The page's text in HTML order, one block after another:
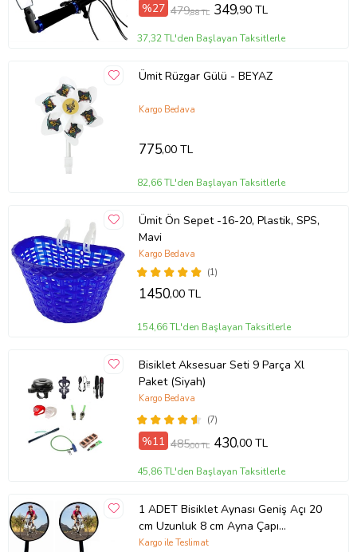
%27 479,88 TL 349,90 TL
37,32 TL'den Başlayan Taksitlerle
Ümit Rüzgar Gülü - BEYAZ
Kargo Bedava
775,00 TL
82,66 TL'den Başlayan Taksitlerle
Ümit Ön Sepet -16-20, Plastik, SPS,
Mavi
(1)
Kargo Bedava
1450,00 TL
154,66 TL'den Başlayan Taksitlerle
Bisiklet Aksesuar Seti 9 Parça Xl
Paket (Siyah)
(7)
Kargo Bedava
%11 485,00 TL 430,00 TL
45,86 TL'den Başlayan Taksitlerle
1 ADET Bisiklet Aynası Geniş Açı 20
cm Uzunluk 8 cm Ayna Çapı
Ayarlanabilir Güvenli Sürüş Aynası
Kargo ile Teslimat